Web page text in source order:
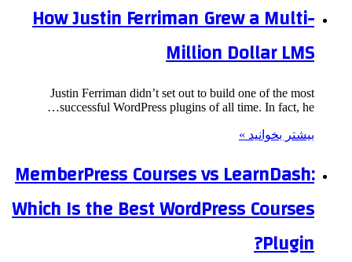
How Justin Ferriman Grew a Multi-
Million Dollar LMS
Justin Ferriman didn’t set out to build one of the most
successful WordPress plugins of all time. In fact, he…
بیشتر بخوانید »
MemberPress Courses vs LearnDash:
Which Is the Best WordPress Courses
Plugin?